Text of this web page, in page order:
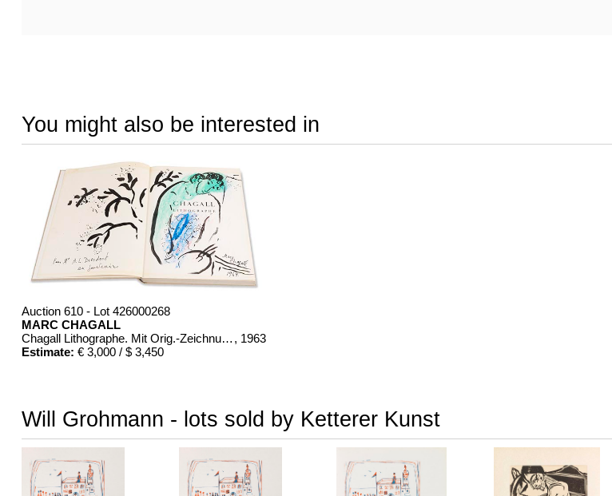
You might also be interested in
Auction 610 - Lot 426000268
MARC CHAGALL
Chagall Lithographe. Mit Orig.-Zeichnung von Chagall , 1963
Estimate: € 3,000 / $ 3,450
Will Grohmann - lots sold by Ketterer Kunst